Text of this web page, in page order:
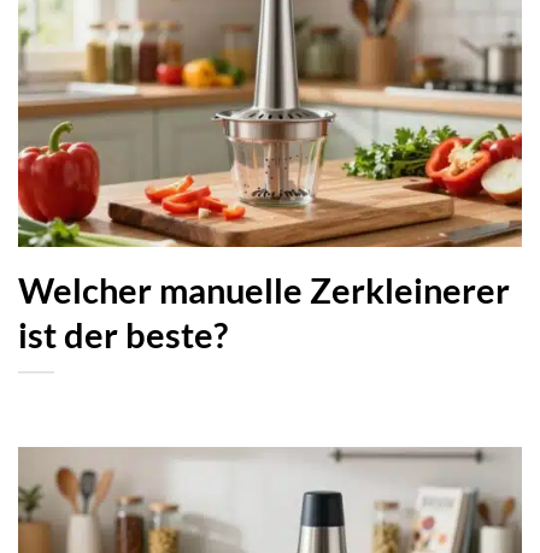
Welcher manuelle Zerkleinerer
ist der beste?